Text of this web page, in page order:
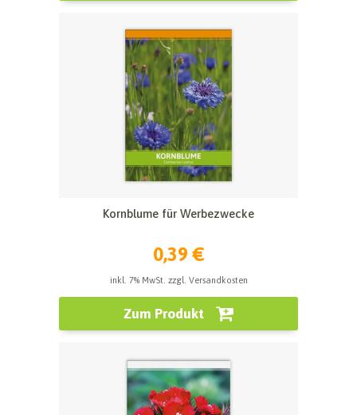
Kornblume für Werbezwecke
0,39 €
inkl. 7% MwSt. zzgl. Versandkosten
Zum Produkt